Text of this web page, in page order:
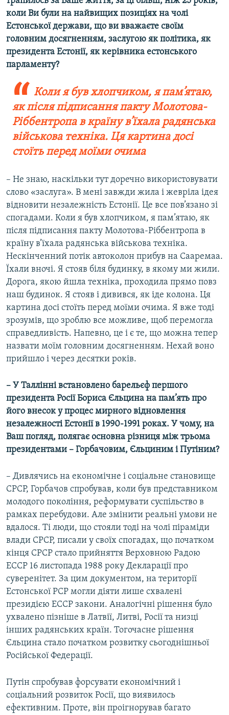
коли Ви були на найвищих позиціях на чолі
Естонської держави, що ви вважаєте своїм
головним досягненням, заслугою як політика, як
президента Естонії, як керівника естонського
парламенту?
Коли я був хлопчиком, я пам’ятаю,
як після підписання пакту Молотова-
Ріббентропа в країну в’їхала радянська
військова техніка. Ця картина досі
стоїть перед моїми очима
– Не знаю, наскільки тут доречно використовувати
слово «заслуга». В мені завжди жила і жевріла ідея
відновити незалежність Естонії. Це все пов’язано зі
спогадами. Коли я був хлопчиком, я пам’ятаю, як
після підписання пакту Молотова-Ріббентропа в
країну в’їхала радянська військова техніка.
Нескінченний потік автоколон прибув на Сааремаа.
Їхали вночі. Я стояв біля будинку, в якому ми жили.
Дорога, якою йшла техніка, проходила прямо повз
наш будинок. Я стояв і дивився, як іде колона. Ця
картина досі стоїть перед моїми очима. Я вже тоді
зрозумів, що зроблю все можливе, щоб перемогла
справедливість. Напевно, це і є те, що можна тепер
назвати моїм головним досягненням. Нехай воно
прийшло і через десятки років.
– У Таллінні встановлено барельєф першого
президента Росії Бориса Єльцина на пам’ять про
його внесок у процес мирного відновлення
незалежності Естонії в 1990-1991 роках. У чому, на
Ваш погляд, полягає основна різниця між трьома
президентами – Горбачовим, Єльциним і Путіним?
– Дивлячись на економічне і соціальне становище
СРСР, Горбачов спробував, коли був представником
молодого покоління, реформувати суспільство в
рамках перебудови. Але змінити реальні умови не
вдалося. Ті люди, що стояли тоді на чолі піраміди
влади СРСР, писали у своїх спогадах, що початком
кінця СРСР стало прийняття Верховною Радою
ЕССР 16 листопада 1988 року Декларації про
суверенітет. За цим документом, на території
Естонської РСР могли діяти лише схвалені
президією ЕССР закони. Аналогічні рішення було
ухвалено пізніше в Латвії, Литві, Росії та низці
інших радянських країн. Тогочасне рішення
Єльцина стало початком розвитку сьогоднішньої
Російської Федерації.
Путін спробував форсувати економічний і
соціальний розвиток Росії, що виявилось
ефективним. Проте, він проігнорував багато